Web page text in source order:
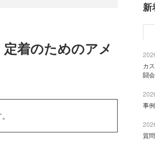
着のためのアメ
新
カ
闘
事
質